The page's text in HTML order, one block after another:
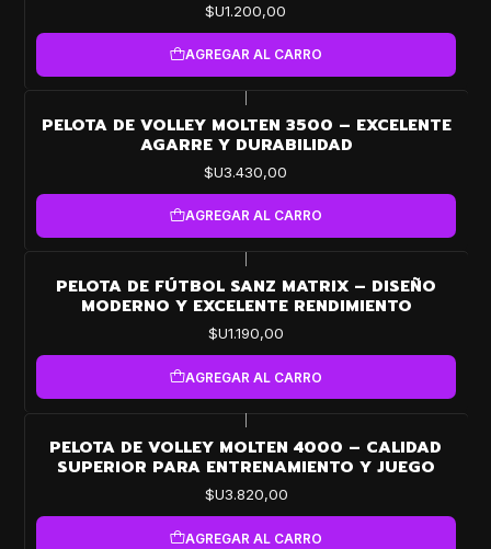
$U1.200,00
AGREGAR AL CARRO
PELOTA DE VOLLEY MOLTEN 3500 – EXCELENTE
AGARRE Y DURABILIDAD
$U3.430,00
AGREGAR AL CARRO
PELOTA DE FÚTBOL SANZ MATRIX – DISEÑO
MODERNO Y EXCELENTE RENDIMIENTO
$U1.190,00
AGREGAR AL CARRO
PELOTA DE VOLLEY MOLTEN 4000 – CALIDAD
SUPERIOR PARA ENTRENAMIENTO Y JUEGO
$U3.820,00
AGREGAR AL CARRO